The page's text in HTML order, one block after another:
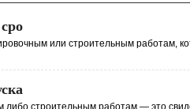
или строительным работам,
либо строительным работам — это